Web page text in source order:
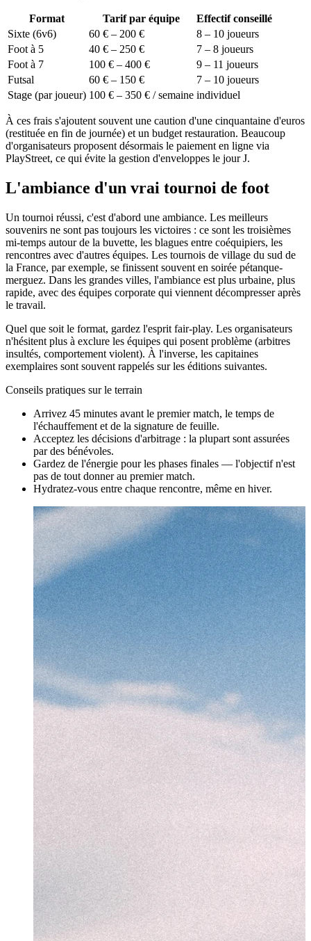
Format Tarif par équipe
Effectif conseillé
Sixte (6v6)
60 € – 200 €
8 – 10 joueurs
Foot à 5
40 € – 250 €
7 – 8 joueurs
Foot à 7
100 € – 400 €
9 – 11 joueurs
Futsal
60 € – 150 €
7 – 10 joueurs
Stage (par joueur) 100 € – 350 € / semaine individuel
À ces frais s'ajoutent souvent une caution d'une cinquantaine d'euros
(restituée en fin de journée) et un budget restauration. Beaucoup
d'organisateurs proposent désormais le paiement en ligne via
PlayStreet, ce qui évite la gestion d'enveloppes le jour J.
L'ambiance d'un vrai tournoi de foot
Un tournoi réussi, c'est d'abord une ambiance. Les meilleurs
souvenirs ne sont pas toujours les victoires : ce sont les troisièmes
mi-temps autour de la buvette, les blagues entre coéquipiers, les
rencontres avec d'autres équipes. Les tournois de village du sud de
la France, par exemple, se finissent souvent en soirée pétanque-
merguez. Dans les grandes villes, l'ambiance est plus urbaine, plus
rapide, avec des équipes corporate qui viennent décompresser après
le travail.
Quel que soit le format, gardez l'esprit fair-play. Les organisateurs
n'hésitent plus à exclure les équipes qui posent problème (arbitres
insultés, comportement violent). À l'inverse, les capitaines
exemplaires sont souvent rappelés sur les éditions suivantes.
Conseils pratiques sur le terrain
Arrivez 45 minutes avant le premier match, le temps de
l'échauffement et de la signature de feuille.
Acceptez les décisions d'arbitrage : la plupart sont assurées
par des bénévoles.
Gardez de l'énergie pour les phases finales — l'objectif n'est
pas de tout donner au premier match.
Hydratez-vous entre chaque rencontre, même en hiver.